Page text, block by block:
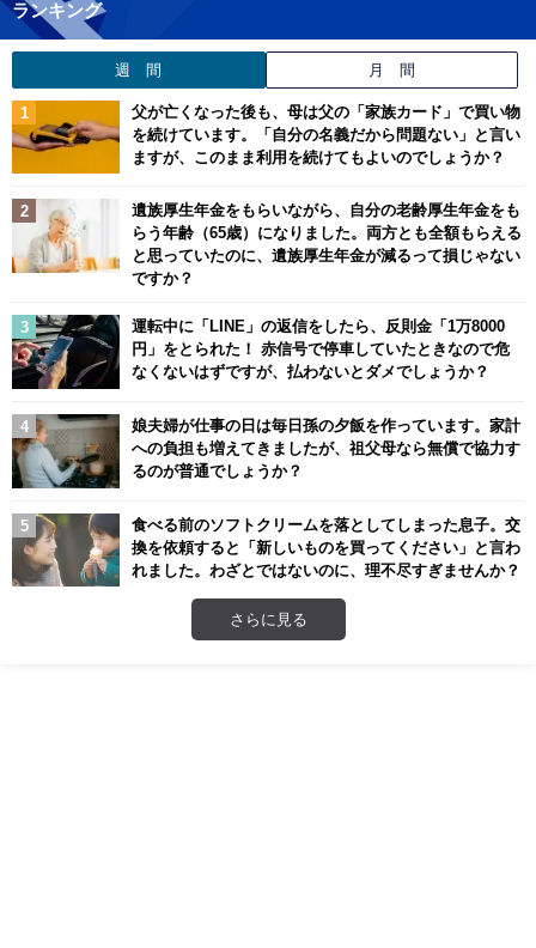
ランキング
週 間 月 間
父が亡くなった後も、母は父の「家族カード」で買い物
を続けています。「自分の名義だから問題ない」と言い
ますが、このまま利用を続けてもよいのでしょうか？
遺族厚生年金をもらいながら、自分の老齢厚生年金をも
らう年齢（65歳）になりました。両方とも全額もらえる
と思っていたのに、遺族厚生年金が減るって損じゃない
ですか？
運転中に「LINE」の返信をしたら、反則金「1万8000
円」をとられた！ 赤信号で停車していたときなので危
なくないはずですが、払わないとダメでしょうか？
娘夫婦が仕事の日は毎日孫の夕飯を作っています。家計
への負担も増えてきましたが、祖父母なら無償で協力す
るのが普通でしょうか？
食べる前のソフトクリームを落としてしまった息子。交
換を依頼すると「新しいものを買ってください」と言わ
れました。わざとではないのに、理不尽すぎませんか？
さらに見る